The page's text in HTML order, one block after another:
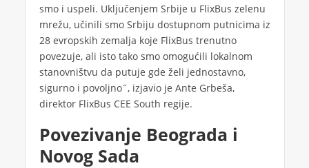
smo i uspeli. Uključenjem Srbije u FlixBus zelenu
mrežu, učinili smo Srbiju dostupnom putnicima iz
28 evropskih zemalja koje FlixBus trenutno
povezuje, ali isto tako smo omogućili lokalnom
stanovništvu da putuje gde želi jednostavno,
sigurno i povoljno˝, izjavio je Ante Grbeša,
direktor FlixBus CEE South regije.
Povezivanje Beograda i
Novog Sada